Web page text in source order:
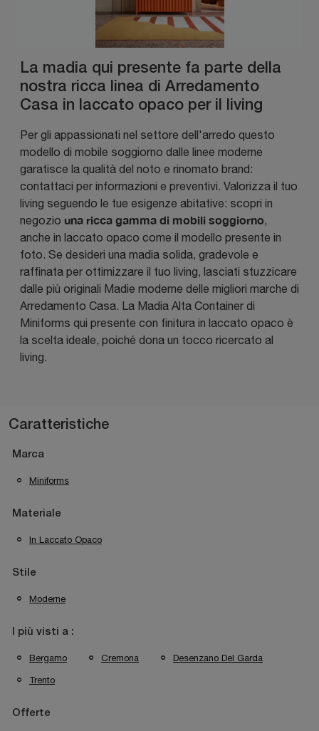
La madia qui presente fa parte della
nostra ricca linea di Arredamento
Casa in laccato opaco per il living
Per gli appassionati nel settore dell'arredo questo
modello di mobile soggiorno dalle linee moderne
garatisce la qualità del noto e rinomato brand:
contattaci per informazioni e preventivi. Valorizza il tuo
living seguendo le tue esigenze abitative: scopri in
negozio una ricca gamma di mobili soggiorno,
anche in laccato opaco come il modello presente in
foto. Se desideri una madia solida, gradevole e
raffinata per ottimizzare il tuo living, lasciati stuzzicare
dalle più originali Madie moderne delle migliori marche di
Arredamento Casa. La Madia Alta Container di
Miniforms qui presente con finitura in laccato opaco è
la scelta ideale, poiché dona un tocco ricercato al
living.
Caratteristiche
Marca
Miniforms
Materiale
In Laccato Opaco
Stile
Moderne
I più visti a :
Bergamo Cremona Desenzano Del Garda
Trento
Offerte